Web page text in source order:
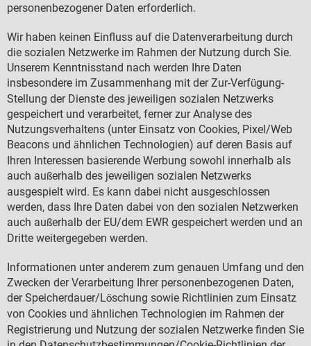
personenbezogener Daten erforderlich.
Wir haben keinen Einfluss auf die Datenverarbeitung durch
die sozialen Netzwerke im Rahmen der Nutzung durch Sie.
Unserem Kenntnisstand nach werden Ihre Daten
insbesondere im Zusammenhang mit der Zur-Verfügung-
Stellung der Dienste des jeweiligen sozialen Netzwerks
gespeichert und verarbeitet, ferner zur Analyse des
Nutzungsverhaltens (unter Einsatz von Cookies, Pixel/Web
Beacons und ähnlichen Technologien) auf deren Basis auf
Ihren Interessen basierende Werbung sowohl innerhalb als
auch außerhalb des jeweiligen sozialen Netzwerks
ausgespielt wird. Es kann dabei nicht ausgeschlossen
werden, dass Ihre Daten dabei von den sozialen Netzwerken
auch außerhalb der EU/dem EWR gespeichert werden und an
Dritte weitergegeben werden.
Informationen unter anderem zum genauen Umfang und den
Zwecken der Verarbeitung Ihrer personenbezogenen Daten,
der Speicherdauer/Löschung sowie Richtlinien zum Einsatz
von Cookies und ähnlichen Technologien im Rahmen der
Registrierung und Nutzung der sozialen Netzwerke finden Sie